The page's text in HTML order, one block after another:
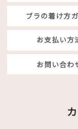
ブラの着け方
お支払い方
お問い合わ